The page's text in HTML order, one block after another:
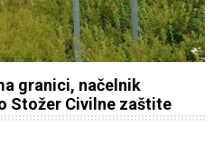
granici, načelnik
Stožer Civilne zaštite